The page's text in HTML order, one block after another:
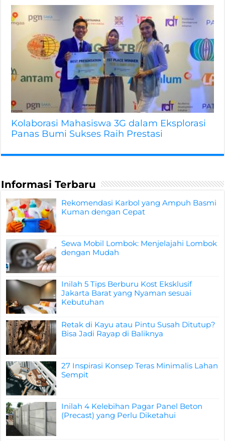
Kolaborasi Mahasiswa 3G dalam Eksplorasi
Panas Bumi Sukses Raih Prestasi
Informasi Terbaru
Rekomendasi Karbol yang Ampuh Basmi
Kuman dengan Cepat
Sewa Mobil Lombok: Menjelajahi Lombok
dengan Mudah
Inilah 5 Tips Berburu Kost Eksklusif
Jakarta Barat yang Nyaman sesuai
Kebutuhan
Retak di Kayu atau Pintu Susah Ditutup?
Bisa Jadi Rayap di Baliknya
27 Inspirasi Konsep Teras Minimalis Lahan
Sempit
Inilah 4 Kelebihan Pagar Panel Beton
(Precast) yang Perlu Diketahui